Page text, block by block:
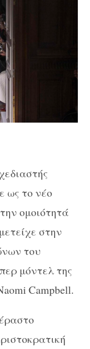
ως το νέο
ομοιότητά
στην
του
μόντελ της
Campbell.